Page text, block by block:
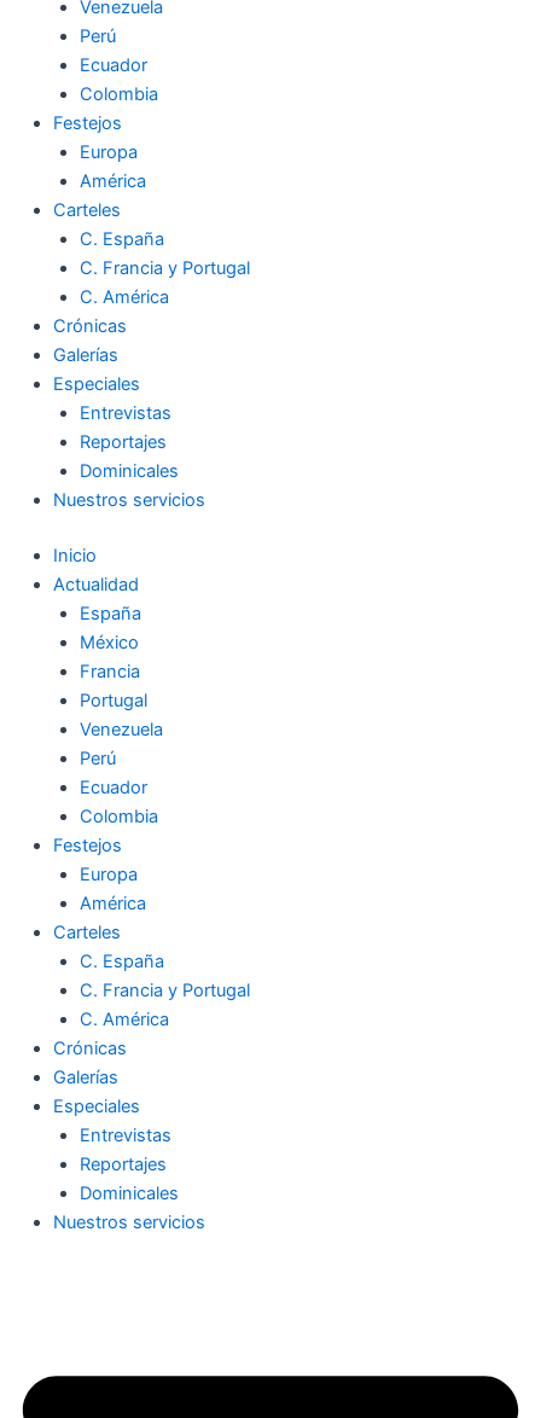
Venezuela
Perú
Ecuador
Colombia
Festejos
Europa
América
Carteles
C. España
C. Francia y Portugal
C. América
Crónicas
Galerías
Especiales
Entrevistas
Reportajes
Dominicales
Nuestros servicios
Inicio
Actualidad
España
México
Francia
Portugal
Venezuela
Perú
Ecuador
Colombia
Festejos
Europa
América
Carteles
C. España
C. Francia y Portugal
C. América
Crónicas
Galerías
Especiales
Entrevistas
Reportajes
Dominicales
Nuestros servicios